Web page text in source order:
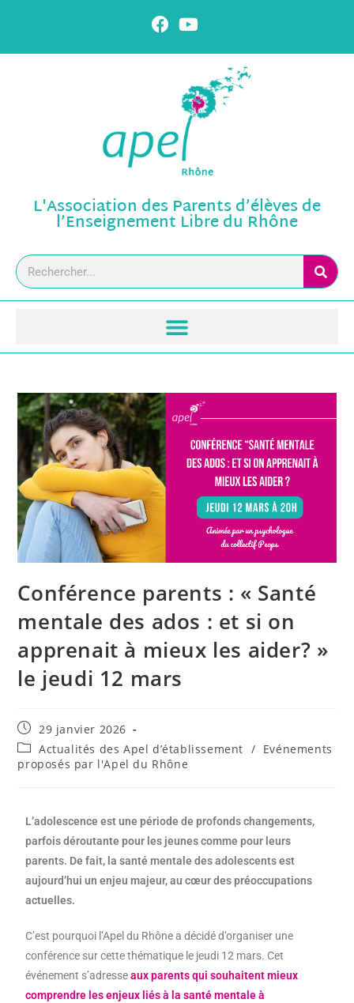
L'Association des Parents d’élèves de
l’Enseignement Libre du Rhône
Conférence parents : « Santé
mentale des ados : et si on
apprenait à mieux les aider? »
le jeudi 12 mars
29 janvier 2026
Actualités des Apel d’établissement / Evénements
proposés par l'Apel du Rhône
L’adolescence est une période de profonds changements,
parfois déroutante pour les jeunes comme pour leurs
parents. De fait, la santé mentale des adolescents est
aujourd’hui un enjeu majeur, au cœur des préoccupations
actuelles.
C’est pourquoi l’Apel du Rhône a décidé d’organiser une
conférence sur cette thématique le jeudi 12 mars. Cet
événement s’adresseaux parents qui souhaitent mieux
comprendre les enjeux liés à la santé mentale à